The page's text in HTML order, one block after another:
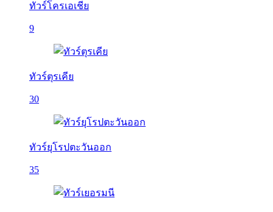
ทัวร์โครเอเชีย
9
ทัวร์ตุรเคีย
30
ทัวร์ยุโรปตะวันออก
35